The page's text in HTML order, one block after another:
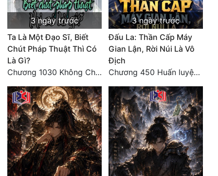
3 ngày trước
Ta Là Một Đạo Sĩ, Biết
Chút Pháp Thuật Thì Có
Là Gì?
Chương 1030 Không Chi Hoàng Nguyên Đại Hư
3 ngày trước
Đấu La: Thần Cấp Máy
Gian Lận, Rời Núi Là Vô
Địch
Chương 450 Huấn luyện thực chiến, Long Linh Cơ đối chiến bốn người Cổ Nguyệt và Vũ Lân!